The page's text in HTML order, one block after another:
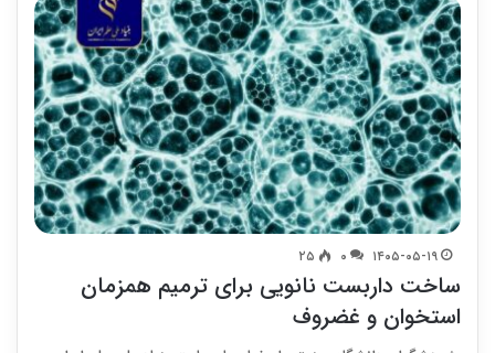
۱۴۰۵-۰۵-۱۹ ۰ ۲۵
ساخت داربست نانویی برای ترمیم همزمان
استخوان و غضروف